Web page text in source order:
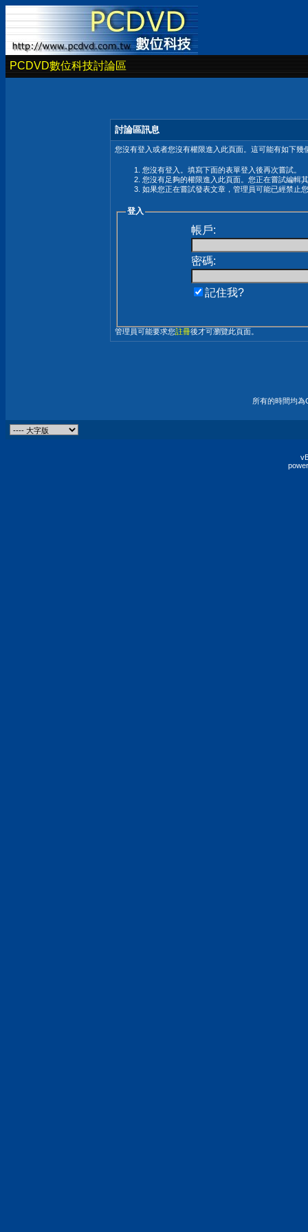
PCDVD數位科技討論區
討論區訊息
您沒有登入或者您沒有權限進入此頁面。這可能有如下幾
您沒有登入。填寫下面的表單登入後再次嘗試。
您沒有足夠的權限進入此頁面。您正在嘗試編輯
如果您正在嘗試發表文章，管理員可能已經禁止
登入
帳戶:
密碼:
記住我?
管理員可能要求您註冊後才可瀏覽此頁面。
所有的時間均為